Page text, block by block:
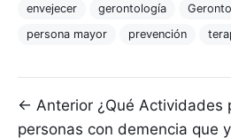
envejecer
gerontología
persona mayor
prevención
Navegación de
← Anterior ¿Qué Actividades
personas con demencia que